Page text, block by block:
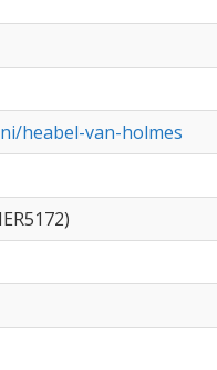
heabel-van-holmes